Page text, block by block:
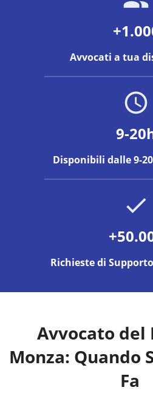
Avvocati a tua
9-
Disponibili dalle 9-
Richieste di
Avvocato del
Monza: Quando
Fa